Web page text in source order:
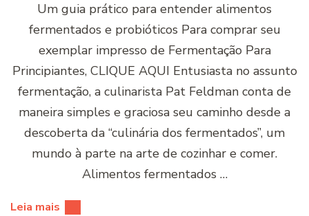
Um guia prático para entender alimentos
fermentados e probióticos Para comprar seu
exemplar impresso de Fermentação Para
Principiantes, CLIQUE AQUI Entusiasta no assunto
fermentação, a culinarista Pat Feldman conta de
maneira simples e graciosa seu caminho desde a
descoberta da “culinária dos fermentados”, um
mundo à parte na arte de cozinhar e comer.
Alimentos fermentados …
Leia mais